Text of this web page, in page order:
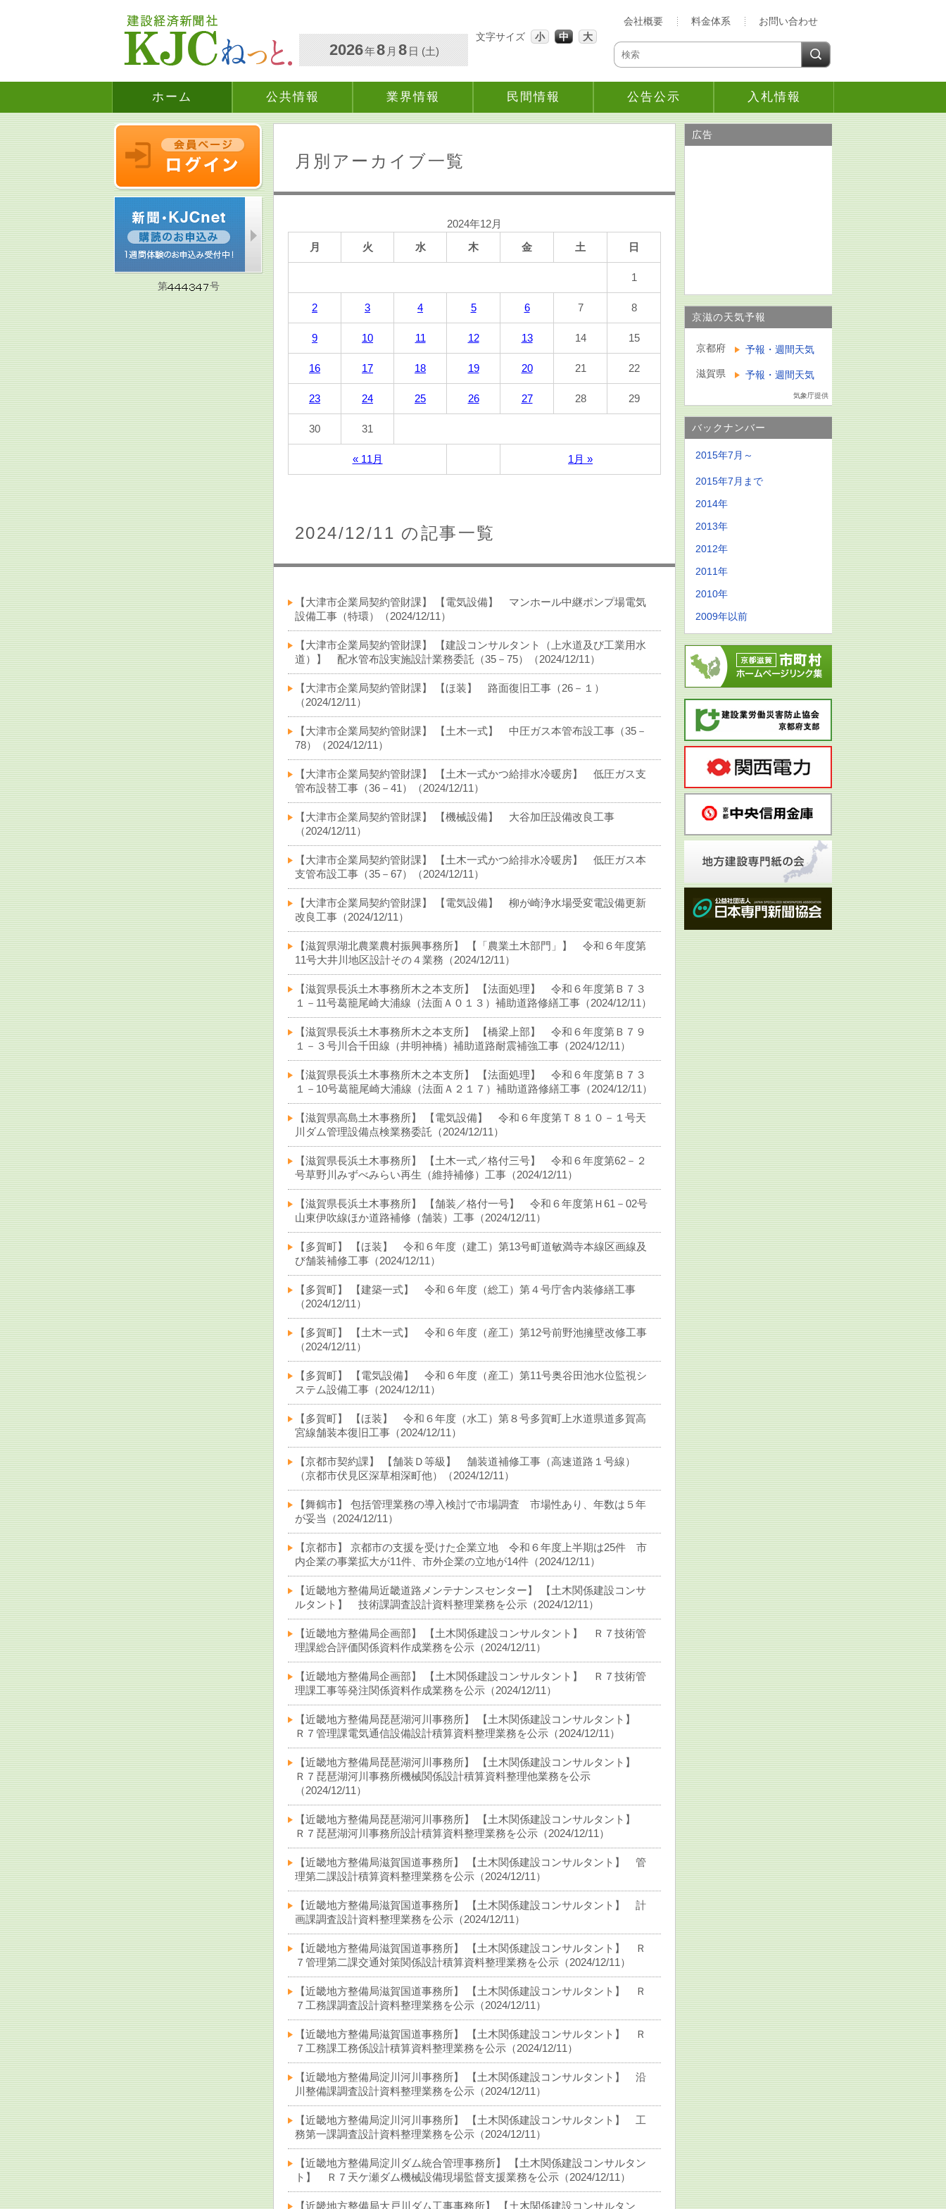
2026年8 月 8 日 (土)
会社概要 料金体系
お問い合わせ
文字サイズ
小 中 大
ホーム 公共情報 業界情報 民間情報 公告公示 入札情報
第 号
広告
京滋の天気予報
京都府 予報・週間天気
滋賀県 予報・週間天気
気象庁提供
バックナンバー
2015年7月～
2015年7月まで
2014年
2013年
2012年
2011年
2010年
2009年以前
月別アーカイブ一覧
2024年12月
月
火 水 木 金 土 日
« 11月 1月 »
1
2 3 4 5 6 7 8
9 10 11 12 13 14 15
16 17 18 19 20 21 22
23 24 25 26 27 28 29
30 31
2024/12/11 の記事一覧
【大津市企業局契約管財課】 【電気設備】 マンホール中継ポンプ場電気
設備工事（特環）（2024/12/11）
【大津市企業局契約管財課】 【建設コンサルタント（上水道及び工業用水
道）】 配水管布設実施設計業務委託（35－75）（2024/12/11）
【大津市企業局契約管財課】 【ほ装】 路面復旧工事（26－１）
（2024/12/11）
【大津市企業局契約管財課】 【土木一式】 中圧ガス本管布設工事（35－
78）（2024/12/11）
【大津市企業局契約管財課】 【土木一式かつ給排水冷暖房】 低圧ガス支
管布設替工事（36－41）（2024/12/11）
【大津市企業局契約管財課】 【機械設備】 大谷加圧設備改良工事
（2024/12/11）
【大津市企業局契約管財課】 【土木一式かつ給排水冷暖房】 低圧ガス本
支管布設工事（35－67）（2024/12/11）
【大津市企業局契約管財課】 【電気設備】 柳が崎浄水場受変電設備更新
改良工事（2024/12/11）
【滋賀県湖北農業農村振興事務所】 【「農業土木部門」】 令和６年度第
11号大井川地区設計その４業務（2024/12/11）
【滋賀県長浜土木事務所木之本支所】 【法面処理】 令和６年度第Ｂ７３
１－11号葛籠尾崎大浦線（法面Ａ０１３）補助道路修繕工事（2024/12/11）
【滋賀県長浜土木事務所木之本支所】 【橋梁上部】 令和６年度第Ｂ７９
１－３号川合千田線（井明神橋）補助道路耐震補強工事（2024/12/11）
【滋賀県長浜土木事務所木之本支所】 【法面処理】 令和６年度第Ｂ７３
１－10号葛籠尾崎大浦線（法面Ａ２１７）補助道路修繕工事（2024/12/11）
【滋賀県高島土木事務所】 【電気設備】 令和６年度第Ｔ８１０－１号天
川ダム管理設備点検業務委託（2024/12/11）
【滋賀県長浜土木事務所】 【土木一式／格付三号】 令和６年度第62－２
号草野川みずべみらい再生（維持補修）工事（2024/12/11）
【滋賀県長浜土木事務所】 【舗装／格付一号】 令和６年度第Ｈ61－02号
山東伊吹線ほか道路補修（舗装）工事（2024/12/11）
【多賀町】 【ほ装】 令和６年度（建工）第13号町道敏満寺本線区画線及
び舗装補修工事（2024/12/11）
【多賀町】 【建築一式】 令和６年度（総工）第４号庁舎内装修繕工事
（2024/12/11）
【多賀町】 【土木一式】 令和６年度（産工）第12号前野池擁壁改修工事
（2024/12/11）
【多賀町】 【電気設備】 令和６年度（産工）第11号奥谷田池水位監視シ
ステム設備工事（2024/12/11）
【多賀町】 【ほ装】 令和６年度（水工）第８号多賀町上水道県道多賀高
宮線舗装本復旧工事（2024/12/11）
【京都市契約課】 【舗装Ｄ等級】 舗装道補修工事（高速道路１号線）
（京都市伏見区深草相深町他）（2024/12/11）
【舞鶴市】 包括管理業務の導入検討で市場調査 市場性あり、年数は５年
が妥当（2024/12/11）
【京都市】 京都市の支援を受けた企業立地 令和６年度上半期は25件 市
内企業の事業拡大が11件、市外企業の立地が14件（2024/12/11）
【近畿地方整備局近畿道路メンテナンスセンター】 【土木関係建設コンサ
ルタント】 技術課調査設計資料整理業務を公示（2024/12/11）
【近畿地方整備局企画部】 【土木関係建設コンサルタント】 Ｒ７技術管
理課総合評価関係資料作成業務を公示（2024/12/11）
【近畿地方整備局企画部】 【土木関係建設コンサルタント】 Ｒ７技術管
理課工事等発注関係資料作成業務を公示（2024/12/11）
【近畿地方整備局琵琶湖河川事務所】 【土木関係建設コンサルタント】
Ｒ７管理課電気通信設備設計積算資料整理業務を公示（2024/12/11）
【近畿地方整備局琵琶湖河川事務所】 【土木関係建設コンサルタント】
Ｒ７琵琶湖河川事務所機械関係設計積算資料整理他業務を公示
（2024/12/11）
【近畿地方整備局琵琶湖河川事務所】 【土木関係建設コンサルタント】
Ｒ７琵琶湖河川事務所設計積算資料整理業務を公示（2024/12/11）
【近畿地方整備局滋賀国道事務所】 【土木関係建設コンサルタント】 管
理第二課設計積算資料整理業務を公示（2024/12/11）
【近畿地方整備局滋賀国道事務所】 【土木関係建設コンサルタント】 計
画課調査設計資料整理業務を公示（2024/12/11）
【近畿地方整備局滋賀国道事務所】 【土木関係建設コンサルタント】 Ｒ
７管理第二課交通対策関係設計積算資料整理業務を公示（2024/12/11）
【近畿地方整備局滋賀国道事務所】 【土木関係建設コンサルタント】 Ｒ
７工務課調査設計資料整理業務を公示（2024/12/11）
【近畿地方整備局滋賀国道事務所】 【土木関係建設コンサルタント】 Ｒ
７工務課工務係設計積算資料整理業務を公示（2024/12/11）
【近畿地方整備局淀川河川事務所】 【土木関係建設コンサルタント】 沿
川整備課調査設計資料整理業務を公示（2024/12/11）
【近畿地方整備局淀川河川事務所】 【土木関係建設コンサルタント】 工
務第一課調査設計資料整理業務を公示（2024/12/11）
【近畿地方整備局淀川ダム統合管理事務所】 【土木関係建設コンサルタン
ト】 Ｒ７天ケ瀬ダム機械設備現場監督支援業務を公示（2024/12/11）
【近畿地方整備局大戸川ダム工事事務所】 【土木関係建設コンサルタン